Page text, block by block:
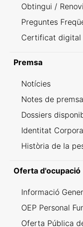
Obtingui /
Preguntes
Certificat digital
Premsa
Notícies
Notes de premsa
Dossiers
Identitat
Història de la
Oferta d'ocupació
Informació
OEP Personal
Oferta Pública